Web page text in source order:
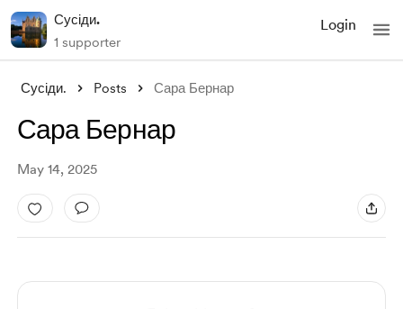
Сусіди.
1 supporter
Login
Сусіди. Posts Сара Бернар
Сара Бернар
May 14, 2025